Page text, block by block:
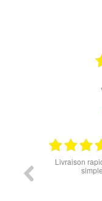
et prix attractifs.la
à passer.pas eu de soucis.